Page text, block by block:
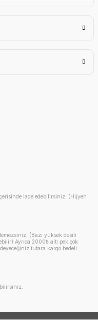
iade edebilirsiniz. (Hijyen
(Bazı yüksek desili
Ayrıca 2000₺ altı pek çok
tutara kargo bedeli